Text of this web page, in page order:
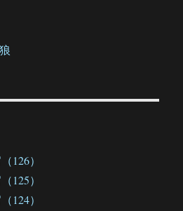
126）
125）
124）